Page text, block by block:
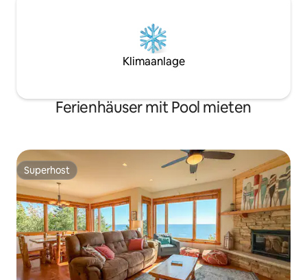
Klimaanlage
Ferienhäuser mit Pool mieten
Superhost
Superhost